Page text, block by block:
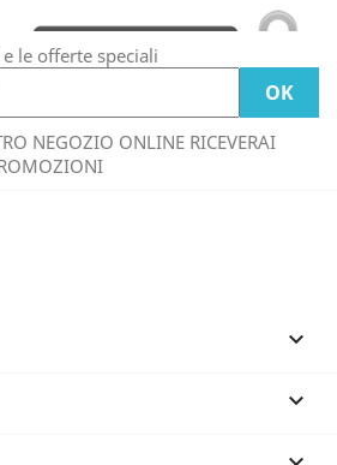
le offerte speciali
NEGOZIO ONLINE RICEVERAI

